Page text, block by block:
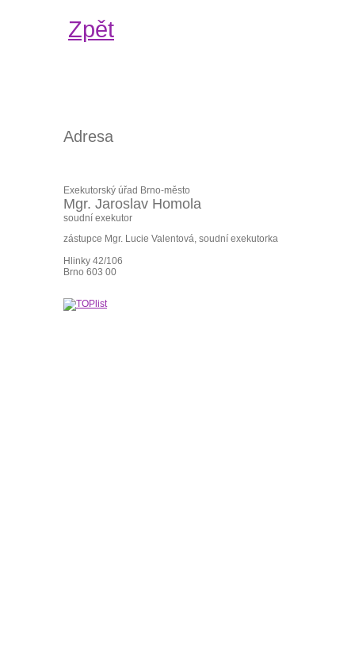
Zpět
Adresa
Exekutorský úřad Brno-město
Mgr. Jaroslav Homola
soudní exekutor
zástupce Mgr. Lucie Valentová, soudní exekutorka
Hlinky 42/106
Brno 603 00